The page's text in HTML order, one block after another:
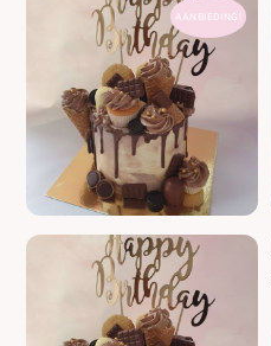
AANBIEDING!